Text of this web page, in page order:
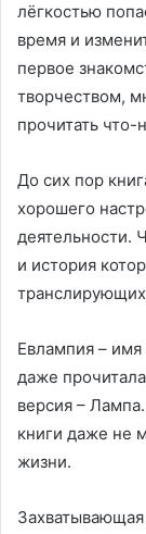
лёгкостью
время и
первое
творчеством,
прочитать что-
До сих пор
хорошего
деятельности.
и история
Евлампия –
даже
версия –
книги даже не
жизни.
Захватывающая